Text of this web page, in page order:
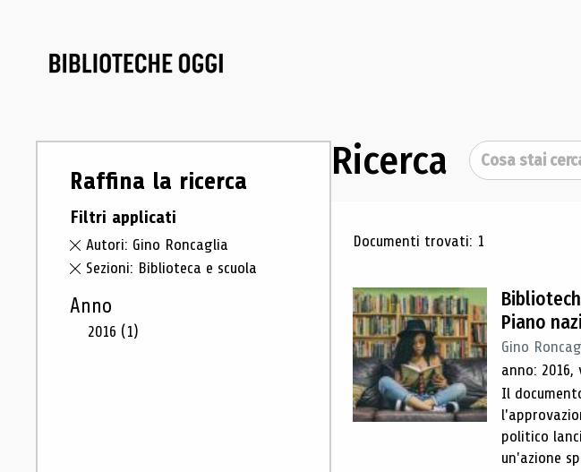
Raffina la ricerca
Filtri applicati
Autori: Gino Roncaglia
Sezioni: Biblioteca e scuola
Anno
2016 (1)
Ricerca Cerca
Risultati di
Documenti trovati: 1
Piano
Gino
anno: 2016,
Il
politico
un'azione